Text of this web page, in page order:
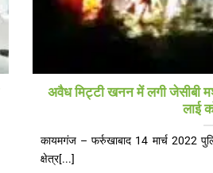
अवैध मिट्टी खनन में लगी जेसीबी
लाई
कायमगंज – फर्रुखाबाद 14 मार्च 2022
क्षेत्र[...]